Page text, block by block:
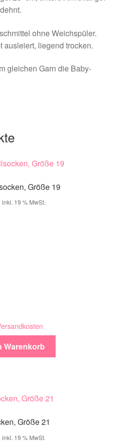
ohne Weichspüler.
ausleiert, liegend trocken.
gleichen Garn die Baby-
Größe 19
inkl. 19 % MwSt.
Warenkorb
Größe 21
inkl. 19 % MwSt.